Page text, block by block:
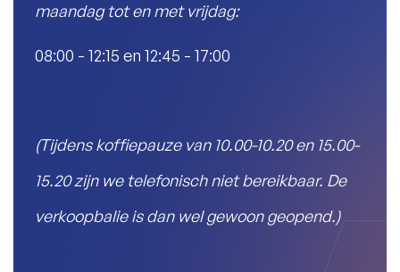
maandag tot en met vrijdag:
08:00 - 12:15 en 12:45 - 17:00
(Tijdens koffiepauze van 10.00-10.20 en 15.00-
15.20 zijn we telefonisch niet bereikbaar. De
verkoopbalie is dan wel gewoon geopend.)